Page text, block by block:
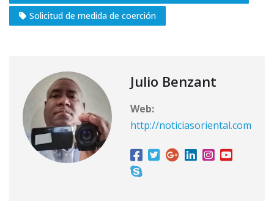
Solicitud de medida de coerción
Julio Benzant
Web:
http://noticiasoriental.com